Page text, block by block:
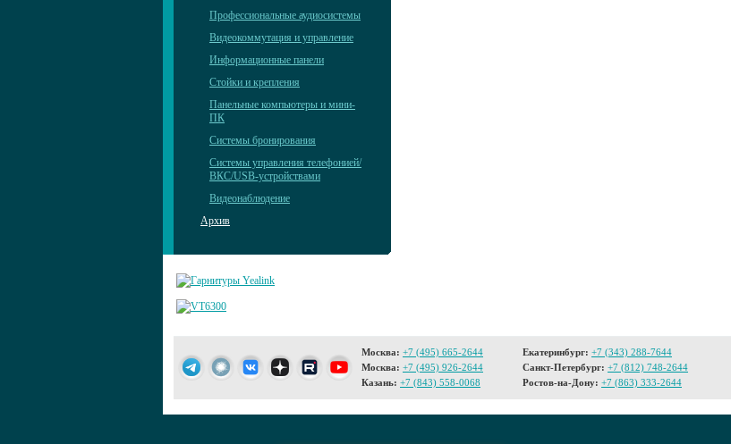
Профессиональные аудиосистемы
Видеокоммутация и управление
Информационные панели
Стойки и крепления
Панельные компьютеры и мини-
ПК
Системы бронирования
Системы управления телефонией/
ВКС/USB-устройствами
Видеонаблюдение
Архив
Москва: +7 (495) 665-2644
Москва: +7 (495) 926-2644
Казань: +7 (843) 558-0068
Екатеринбург: +7 (343) 288-7644
Санкт-Петербург: +7 (812) 748-2644
Ростов-на-Дону: +7 (863) 333-2644